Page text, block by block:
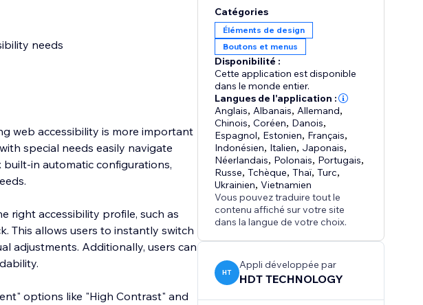
needs
web accessibility is more important
special needs easily navigate
in automatic configurations,
right accessibility profile, such as
This allows users to instantly switch
adjustments. Additionally, users can
options like "High Contrast" and
Catégories
Éléments de design
Boutons et menus
Disponibilité :
Cette application est disponible
dans le monde entier.
Langues de l'application :
Anglais, Albanais, Allemand,
Chinois,Coréen, Danois,
Espagnol, Estonien, Français,
Indonésien, Italien, Japonais,
Néerlandais, Polonais, Portugais,
Russe,Tchèque,Thaï,Turc,
Ukrainien,Vietnamien
Vous pouvez traduire tout le
contenu affiché sur votre site
dans la langue de votre choix.
HT
Appli développée par
HDT TECHNOLOGY